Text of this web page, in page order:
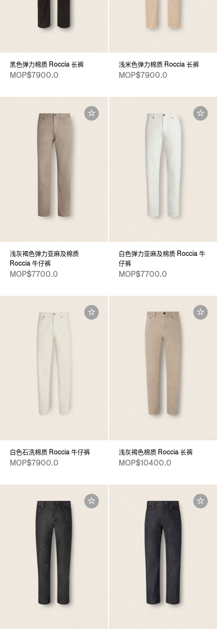
黑色弹力棉质 Roccia 长裤
MOP$7900.0
浅米色弹力棉质 Roccia 长裤
MOP$7900.0
浅灰褐色弹力亚麻及棉质
Roccia 牛仔裤
MOP$7700.0
白色弹力亚麻及棉质 Roccia 牛
仔裤
MOP$7700.0
白色石洗棉质 Roccia 牛仔裤
MOP$7900.0
浅灰褐色棉质 Roccia 长裤
MOP$10400.0